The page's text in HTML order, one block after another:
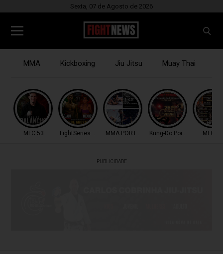
Sexta, 07 de Agosto de 2026
MMA Kickboxing Jiu Jitsu Muay Thai
MFC 53 FightSeries 11 MMA PORTUGALKung-Do Point CombatMFC 53
PUBLICIDADE